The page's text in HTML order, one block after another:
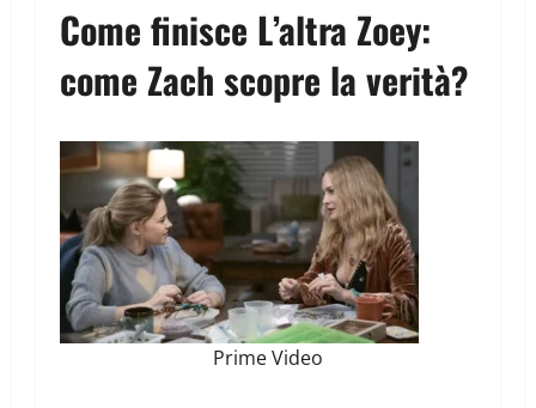
Come finisce L’altra Zoey:
come Zach scopre la verità?
Prime Video